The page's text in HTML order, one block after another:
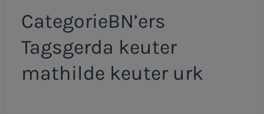
CategorieBN’ers
Tagsgerda keuter
mathilde keuter urk